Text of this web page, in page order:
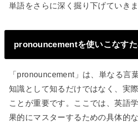
単語をさらに深く掘り下げていきま
pronouncementを使いこなす
「pronouncement」は、単なる言
知識として知るだけではなく、実
ことが重要です。ここでは、英語
果的にマスターするための具体的